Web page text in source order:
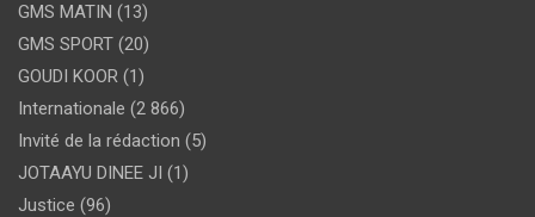
GMS MATIN (13)
GMS SPORT (20)
GOUDI KOOR (1)
Internationale (2 866)
Invité de la rédaction (5)
JOTAAYU DINEE JI (1)
Justice (96)